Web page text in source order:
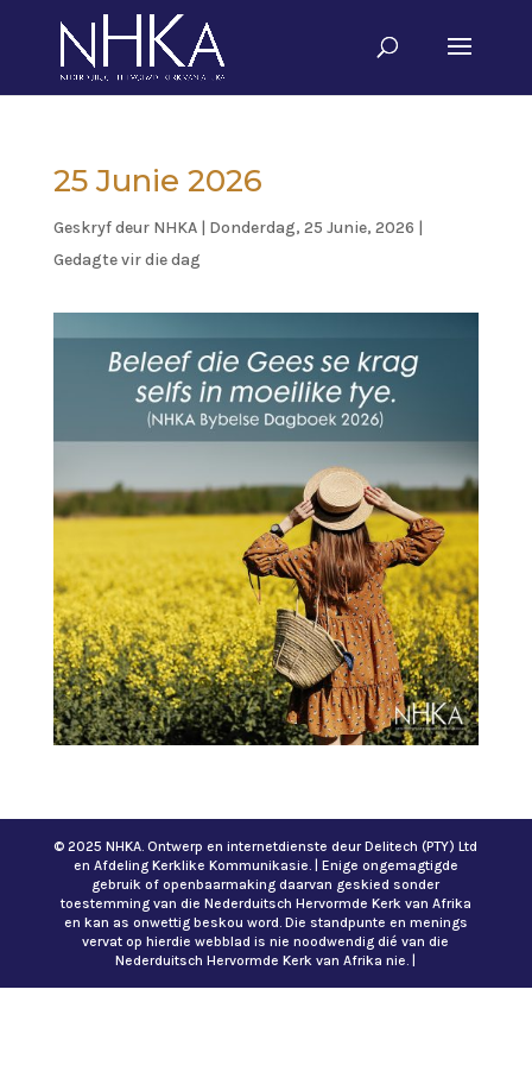
25 Junie 2026
Geskryf deur NHKA| Donderdag, 25 Junie, 2026 |
Gedagte vir die dag
© 2025 NHKA. Ontwerp en internetdienste deur Delitech (PTY) Ltd
en Afdeling Kerklike Kommunikasie. | Enige ongemagtigde
gebruik of openbaarmaking daarvan geskied sonder
toestemming van die Nederduitsch Hervormde Kerk van Afrika
en kan as onwettig beskou word. Die standpunte en menings
vervat op hierdie webblad is nie noodwendig dié van die
Nederduitsch Hervormde Kerk van Afrika nie. |